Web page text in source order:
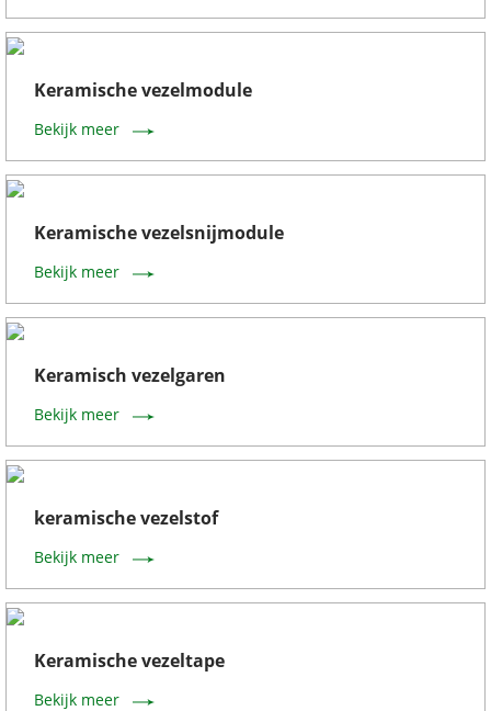
Keramische vezelmodule
Bekijk meer
Keramische vezelsnijmodule
Bekijk meer
Keramisch vezelgaren
Bekijk meer
keramische vezelstof
Bekijk meer
Keramische vezeltape
Bekijk meer